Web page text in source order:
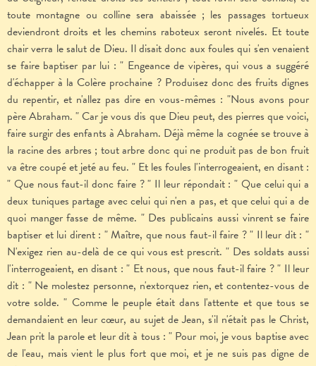
toute montagne ou colline sera abaissée ; les passages tortueux
deviendront droits et les chemins raboteux seront nivelés. Et toute
chair verra le salut de Dieu. Il disait donc aux foules qui s'en venaient
se faire baptiser par lui : " Engeance de vipères, qui vous a suggéré
d'échapper à la Colère prochaine ? Produisez donc des fruits dignes
du repentir, et n'allez pas dire en vous-mêmes : "Nous avons pour
père Abraham. " Car je vous dis que Dieu peut, des pierres que voici,
faire surgir des enfants à Abraham. Déjà même la cognée se trouve à
la racine des arbres ; tout arbre donc qui ne produit pas de bon fruit
va être coupé et jeté au feu. " Et les foules l'interrogeaient, en disant :
" Que nous faut-il donc faire ? " Il leur répondait : " Que celui qui a
deux tuniques partage avec celui qui n'en a pas, et que celui qui a de
quoi manger fasse de même. " Des publicains aussi vinrent se faire
baptiser et lui dirent : " Maître, que nous faut-il faire ? " Il leur dit : "
N'exigez rien au-delà de ce qui vous est prescrit. " Des soldats aussi
l'interrogeaient, en disant : " Et nous, que nous faut-il faire ? " Il leur
dit : " Ne molestez personne, n'extorquez rien, et contentez-vous de
votre solde. " Comme le peuple était dans l'attente et que tous se
demandaient en leur cœur, au sujet de Jean, s'il n'était pas le Christ,
Jean prit la parole et leur dit à tous : " Pour moi, je vous baptise avec
de l'eau, mais vient le plus fort que moi, et je ne suis pas digne de